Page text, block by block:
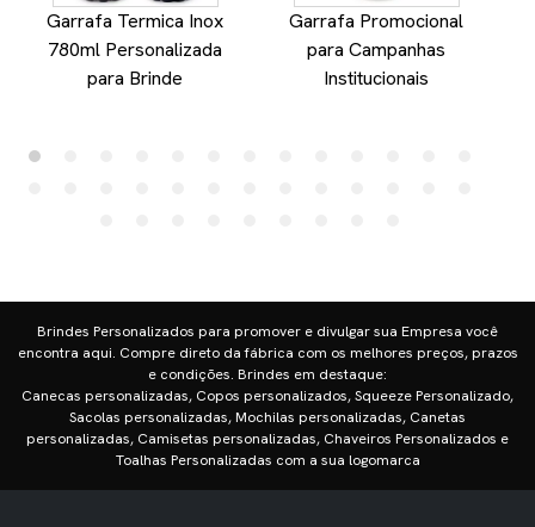
Garrafa Termica Inox
780ml Personalizada
para Brinde
Garrafa Promocional
para Campanhas
Institucionais
Brindes Personalizados para promover e divulgar sua Empresa você
encontra aqui. Compre direto da fábrica com os melhores preços, prazos
e condições. Brindes em destaque:
Canecas personalizadas, Copos personalizados, Squeeze Personalizado,
Sacolas personalizadas, Mochilas personalizadas, Canetas
personalizadas, Camisetas personalizadas, Chaveiros Personalizados e
Toalhas Personalizadas com a sua logomarca